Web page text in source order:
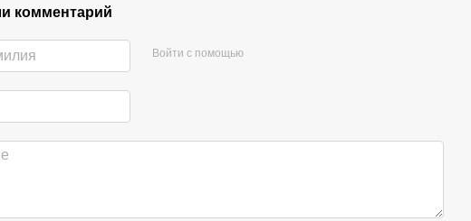
комментарий
Войти с помощью